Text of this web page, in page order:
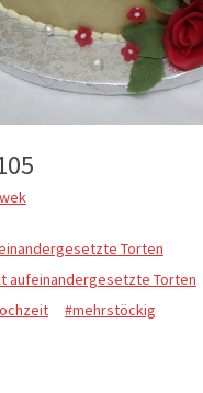
Torten
aufeinandergesetzte Torten
#mehrstöckig